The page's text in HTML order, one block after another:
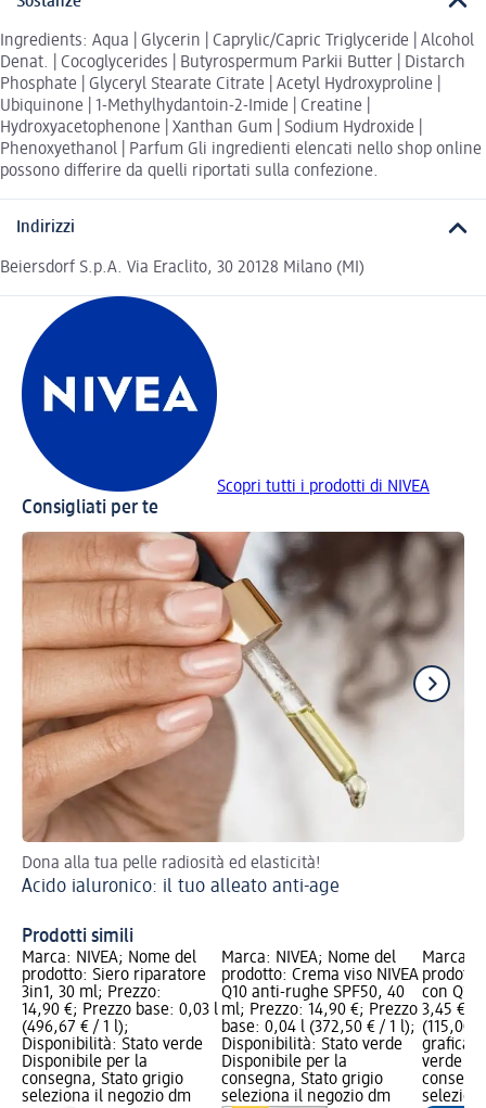
Ingredients: Aqua | Glycerin | Caprylic/Capric Triglyceride | Alcohol
Denat. | Cocoglycerides | Butyrospermum Parkii Butter | Distarch
Phosphate | Glyceryl Stearate Citrate | Acetyl Hydroxyproline |
Ubiquinone | 1-Methylhydantoin-2-Imide | Creatine |
Hydroxyacetophenone | Xanthan Gum | Sodium Hydroxide |
Phenoxyethanol | Parfum Gli ingredienti elencati nello shop online
possono differire da quelli riportati sulla confezione.
Indirizzi
Beiersdorf S.p.A. Via Eraclito, 30 20128 Milano (MI)
Scopri tutti i prodotti di NIVEA
Consigliati per te
Dona alla tua pelle radiosità ed elasticità!
Acido ialuronico: il tuo alleato anti-age
Prodotti simili
Marca: NIVEA; Nome del
prodotto: Siero riparatore
3in1, 30 ml; Prezzo:
14,90 €; Prezzo base: 0,03 l
(496,67 € / 1 l);
Disponibilità: Stato verde
Disponibile per la
consegna, Stato grigio
seleziona il negozio dm
Marca: NIVEA; Nome del
prodotto: Crema viso NIVEA
Q10 anti-rughe SPF50, 40
ml; Prezzo: 14,90 €; Prezzo
base: 0,04 l (372,50 € / 1 l);
Disponibilità: Stato verde
Disponibile per la
consegna, Stato grigio
seleziona il negozio dm
Marca:
con
3,45 €;
(115,00
grafica;
verde